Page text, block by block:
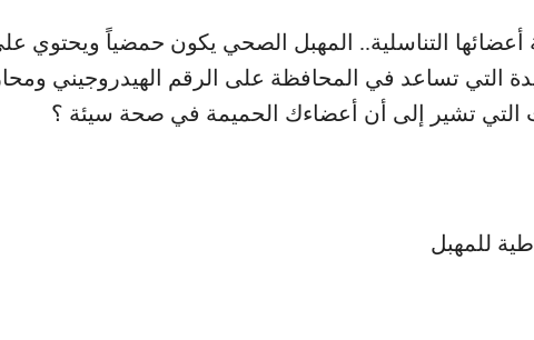
التناسلية.. المهبل الصحي يكون حمضياً ويحتوي
التي تساعد في المحافظة على الرقم الهيدروجيني
التي تشير إلى أن أعضاءك الحميمة في صحة سيئة ؟
للمهبل